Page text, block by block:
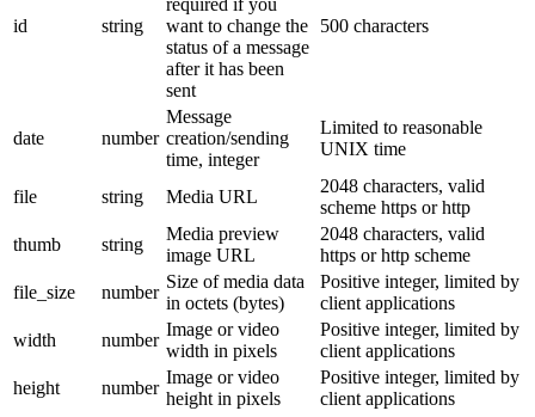
id string
required if you
want to change the
status of a message
after it has been
sent
500 characters
date number
Message
creation/sending
time, integer
Limited to reasonable
UNIX time
file string Media URL
2048 characters, valid
scheme https or http
thumb
string
Media preview
image URL
2048 characters, valid
https or http scheme
file_size
number
Size of media data
in octets (bytes)
Positive integer, limited by
client applications
width
number
Image or video
width in pixels
Positive integer, limited by
client applications
height
number
Image or video
height in pixels
Positive integer, limited by
client applications